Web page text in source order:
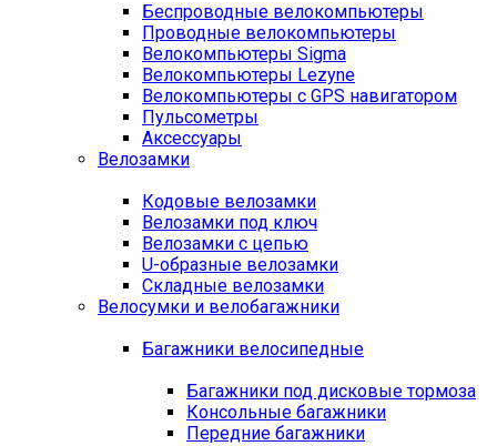
Беспроводные велокомпьютеры
Проводные велокомпьютеры
Велокомпьютеры Sigma
Велокомпьютеры Lezyne
Велокомпьютеры с GPS навигатором
Пульсометры
Аксессуары
Велозамки
Кодовые велозамки
Велозамки под ключ
Велозамки с цепью
U-образные велозамки
Складные велозамки
Велосумки и велобагажники
Багажники велосипедные
Багажники под дисковые тормоза
Консольные багажники
Передние багажники